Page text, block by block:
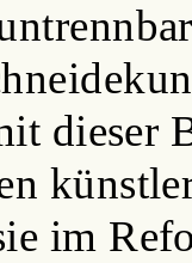
dieser
im